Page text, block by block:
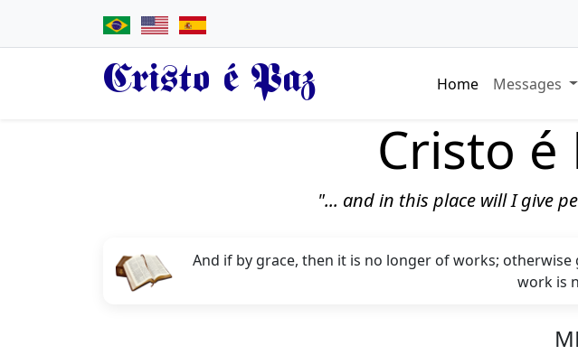
Cristo é Paz Home Messages
Cristo é
"... and in this place will I give
And if by grace, then it is no longer of works;
work is